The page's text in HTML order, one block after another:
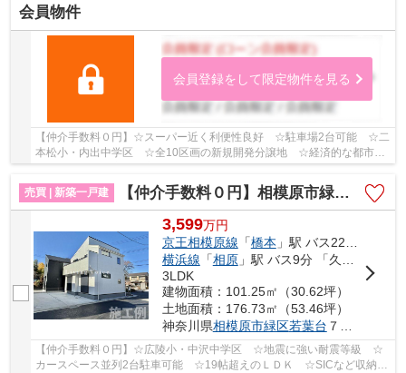
会員物件
会員登録をして限定物件を見る
【仲介手数料０円】☆スーパー近く利便性良好 ☆駐車場2台可能 ☆二
本松小・内出中学区 ☆全10区画の新規開発分譲地 ☆経済的な都市ガ
ス設備 ☆全居室収納完備 ☆地震に安心の耐震等級3...
売買 | 新築一戸建
【仲介手数料０円】相模原市緑区若葉台7丁目 新築一戸建て
3,599万円
京王相模原線 「橋本 」駅 バス22分 「若葉台中央（相模原市）」 停歩7分
横浜線 「相原」駅 バス9分 「久保沢」 停歩20分
3LDK
建物面積：101.25㎡（30.62坪）
土地面積：176.73㎡（53.46坪）
神奈川県相模原市緑区若葉台 ７丁目
【仲介手数料０円】☆広陵小・中沢中学区 ☆地震に強い耐震等級 ☆
カースペース並列2台駐車可能 ☆19帖超えのＬＤＫ ☆SICなど収納ス